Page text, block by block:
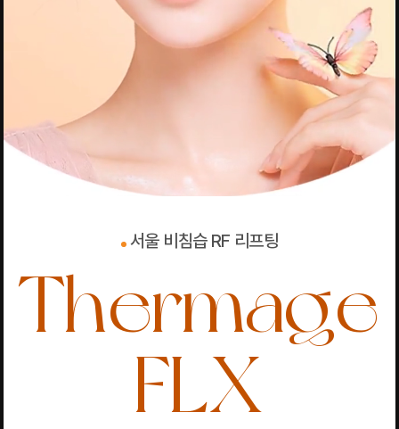
서울 비침습 RF 리프팅
Thermage
FLX